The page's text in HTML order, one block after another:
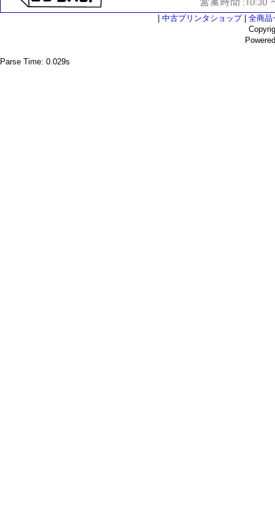
中古プリンタショップ| 全商品
Parse Time: 0.029s